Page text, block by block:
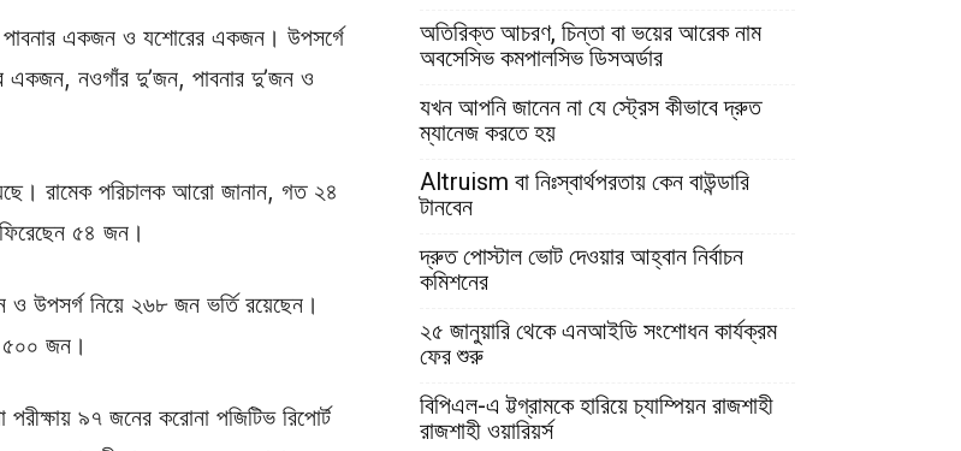
পাবনার একজন ও যশোরের একজন। উপসর্গে
একজন, নওগাঁর দু’জন, পাবনার দু’জন ও
রামেক পরিচালক আরো জানান, গত ২৪
৫৪ জন।
ও উপসর্গ নিয়ে ২৬৮ জন ভর্তি রয়েছেন।
৫০০ জন।
৯৭ জনের করোনা পজিটিভ রিপোর্ট
অতিরিক্ত আচরণ, চিন্তা বা ভয়ের আরেক নাম
অবসেসিভ কমপালসিভ ডিসঅর্ডার
যখন আপনি জানেন না যে স্ট্রেস কীভাবে দ্রুত
ম্যানেজ করতে হয়
Altruism বা নিঃস্বার্থপরতায় কেন বাউন্ডারি
টানবেন
দ্রুত পোস্টাল ভোট দেওয়ার আহ্বান নির্বাচন
কমিশনের
২৫ জানুয়ারি থেকে এনআইডি সংশোধন কার্যক্রম
ফের শুরু
বিপিএল-এ ট্টগ্রামকে হারিয়ে চ্যাম্পিয়ন রাজশাহী
রাজশাহী ওয়ারিয়র্স